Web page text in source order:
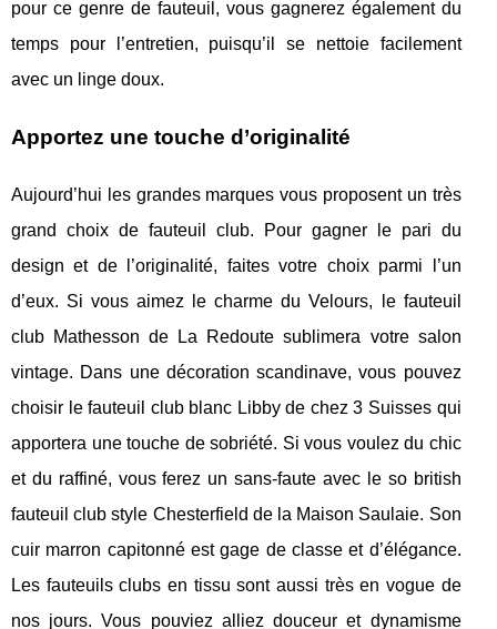
pour ce genre de fauteuil, vous gagnerez également du
temps pour l’entretien, puisqu’il se nettoie facilement
avec un linge doux.
Apportez une touche d’originalité
Aujourd’hui les grandes marques vous proposent un très
grand choix de fauteuil club. Pour gagner le pari du
design et de l’originalité, faites votre choix parmi l’un
d’eux. Si vous aimez le charme du Velours, le fauteuil
club Mathesson de La Redoute sublimera votre salon
vintage. Dans une décoration scandinave, vous pouvez
choisir le fauteuil club blanc Libby de chez 3 Suisses qui
apportera une touche de sobriété. Si vous voulez du chic
et du raffiné, vous ferez un sans-faute avec le so british
fauteuil club style Chesterfield de la Maison Saulaie. Son
cuir marron capitonné est gage de classe et d’élégance.
Les fauteuils clubs en tissu sont aussi très en vogue de
nos jours. Vous pouviez alliez douceur et dynamisme